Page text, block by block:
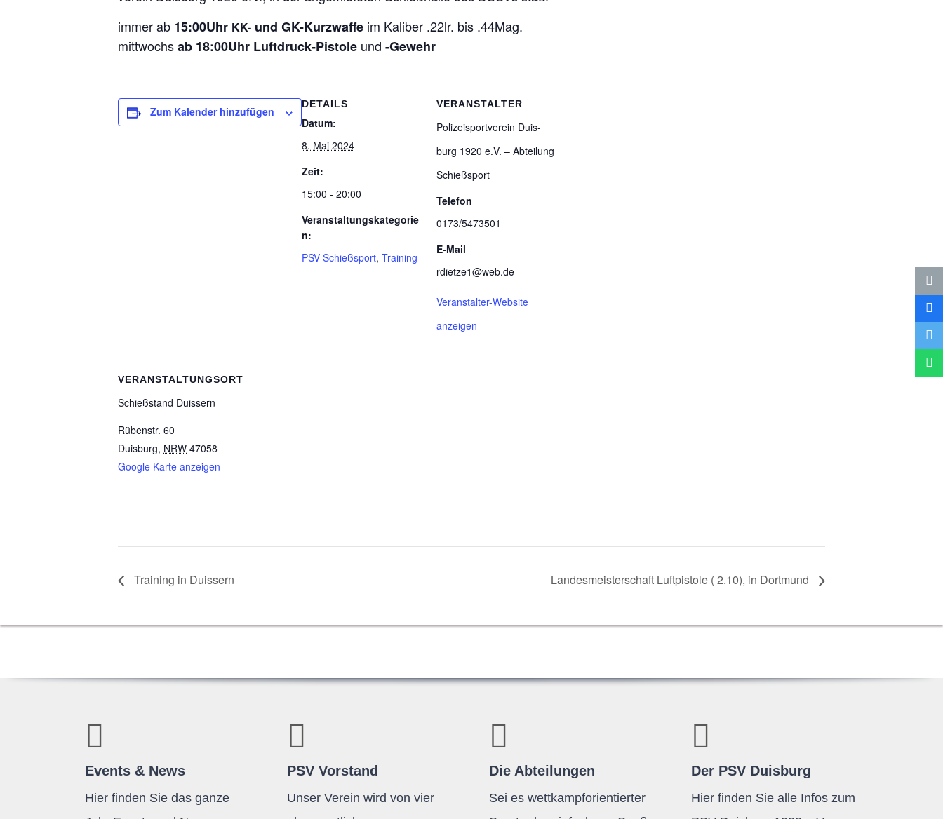
immer ab 15:00Uhr KK- und GK-Kurz­waffe im Kali­ber .22lr. bis .44Mag.
mitt­wochsab 18:00Uhr Luft­druck-Pis­tole und -Gewehr
Zum Kalender hinzufügen
DETAILS
Datum:
8. Mai 2024
Zeit:
15:00 - 20:00
Veranstaltungskategorie
n:
PSV Schießsport, Training
VERANSTALTER
Poli­zei­sport­ver­ein Duis­
burg 1920 e.V. – Abtei­lung
Schießsport
Telefon
0173/5473501
E-Mail
rdietze1@web.de
Veranstalter-Website
anzeigen
VERANSTALTUNGSORT
Schieß­stand Duissern
Rübenstr. 60
Duisburg, NRW 47058
Google Karte anzeigen
Trai­ning in Duissern Lan­des­meis­ter­schaft Luft­pis­tole (2.10), in Dortmund
Events & News
Hier finden Sie das ganze
PSV Vorstand
Unser Verein wird von vier
Die Abteilungen
Sei es wettkampforientierter
Der PSV Duisburg
Hier finden Sie alle Infos zum